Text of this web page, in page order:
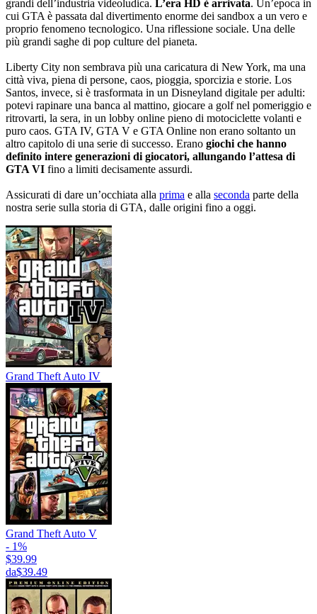
grandi dell’industria videoludica. L’era HD è arrivata. Un’epoca in
cui GTA è passata dal divertimento enorme dei sandbox a un vero e
proprio fenomeno tecnologico. Una riflessione sociale. Una delle
più grandi saghe di pop culture del pianeta.
Liberty City non sembrava più una caricatura di New York, ma una
città viva, piena di persone, caos, pioggia, sporcizia e storie. Los
Santos, invece, si è trasformata in un Disneyland digitale per adulti:
potevi rapinare una banca al mattino, giocare a golf nel pomeriggio e
ritrovarti, la sera, in un lobby online pieno di motociclette volanti e
puro caos. GTA IV, GTA V e GTA Online non erano soltanto un
altro capitolo di una serie di successo. Erano giochi che hanno
definito intere generazioni di giocatori, allungando l’attesa di
GTA VI fino a limiti decisamente assurdi.
Assicurati di dare un’occhiata alla prima e alla seconda parte della
nostra serie sulla storia di GTA, dalle origini fino a oggi.
Grand Theft Auto IV
Grand Theft Auto V
- 1%
$39.99
da$39.49